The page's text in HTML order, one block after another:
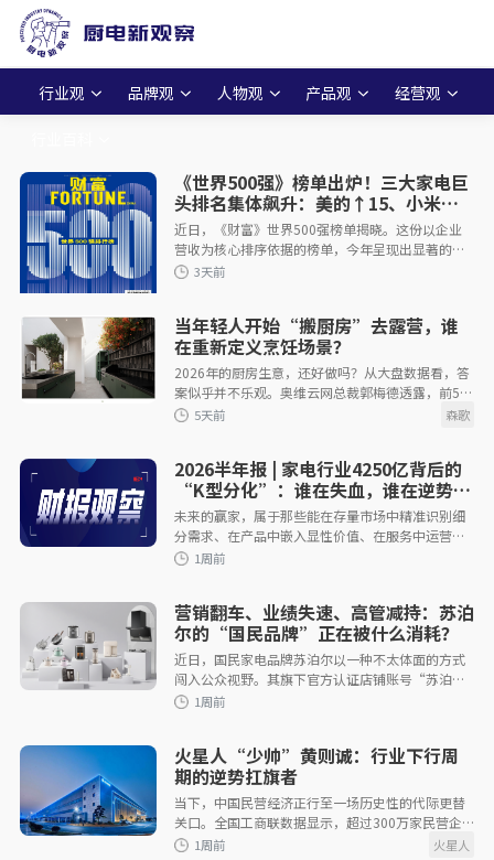
行业观 品牌观 人物观 产品观 经营观
《世界500强》榜单出炉！三大家电巨
头排名集体飙升：美的↑15、小米
↑65、海尔↑12
近日，《财富》世界500强榜单揭晓。这份以企业
营收为核心排序依据的榜单，今年呈现出显著的结
构性变化：全球大企业整体利润创下历史新高，智
3天前
当年轻人开始“搬厨房”去露营，谁
在重新定义烹饪场景？
2026年的厨房生意，还好做吗？从大盘数据看，答
案似乎并不乐观。奥维云网总裁郭梅德透露，前5个
月家电市场整体承压，厨卫品类身处缩量竞争的漩
5天前
2026半年报 | 家电行业4250亿背后的
“K型分化”：谁在失血，谁在逆势突
围？
未来的赢家，属于那些能在存量市场中精准识别细
分需求、在产品中嵌入显性价值、在服务中运营用
户全生命周期的长期主义者。
营销翻车、业绩失速、高管减持：苏泊
尔的“国民品牌”正在被什么消耗？
近日，国民家电品牌苏泊尔以一种不太体面的方式
闯入公众视野。其旗下官方认证店铺账号“苏泊尔
个护电器旗舰店”发布了一系列低俗擦边短视频：
火星人“少帅”黄则诚：行业下行周
期的逆势扛旗者
当下，中国民营经济正行至一场历史性的代际更替
关口。全国工商联数据显示，超过300万家民营企
业将在未来十年内面临交接班考验。过去四十余